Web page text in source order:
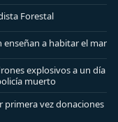
Forestal
enseñan a habitar el mar
explosivos a un día
muerto
primera vez donaciones